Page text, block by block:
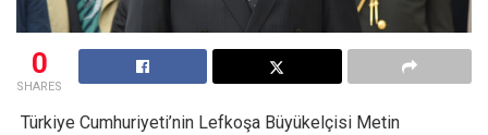
0
SHARES
Türkiye Cumhuriyeti’nin Lefkoşa Büyükelçisi Metin